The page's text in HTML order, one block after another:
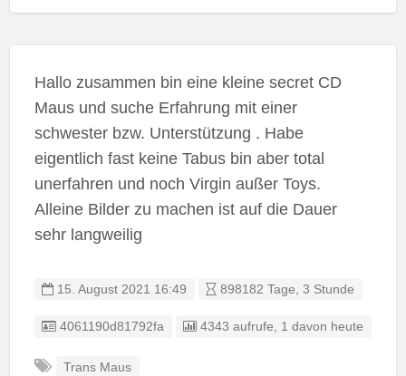
Hallo zusammen bin eine kleine secret CD
Maus und suche Erfahrung mit einer
schwester bzw. Unterstützung . Habe
eigentlich fast keine Tabus bin aber total
unerfahren und noch Virgin außer Toys.
Alleine Bilder zu machen ist auf die Dauer
sehr langweilig
15. August 2021 16:49 898182 Tage, 3 Stunde
Listing ID
4061190d81792fa 4343 aufrufe, 1 davon heute
Trans Maus